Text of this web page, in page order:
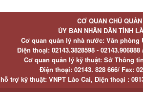
CƠ QUAN CHỦ QUẢN
ỦY BAN NHÂN DÂN TỈNH
Cơ quan quản lý nhà nước: Văn phòng
Điện thoại:02143.3828598 - 02143.906888
Cơ quan quản lý kỹ thuật: Sở Thông
Điện thoại:02143. 828 666/ Fax:
trợ kỹ thuật: VNPT Lào Cai, Điện thoại :